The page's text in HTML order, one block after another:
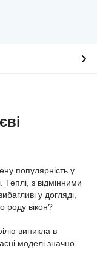
популярність у
Теплі, з відмінними
у догляді,
роду вікон?
виникла в
моделі значно